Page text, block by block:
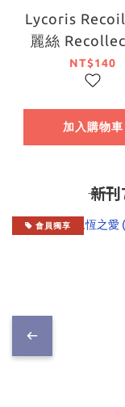
Lycoris
麗絲
NT$140
加入購物車
―― 新
會員獨享